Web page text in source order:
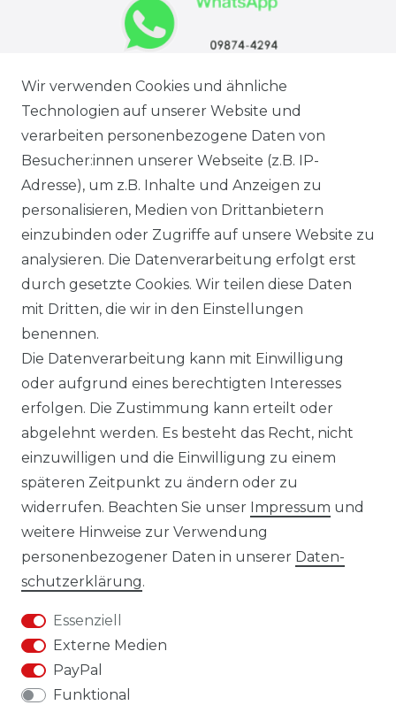
Ausgezeichneter Service
Versandbedingungen
14 Tage Rückgaberecht
Impressum Daten­schutz­erklärung
Wir verwenden Cookies und ähnliche
Technologien auf unserer Website und
verarbeiten personenbezogene Daten von
Besucher:innen unserer Webseite (z.B. IP-
Adresse), um z.B. Inhalte und Anzeigen zu
personalisieren, Medien von Drittanbietern
einzubinden oder Zugriffe auf unsere Website zu
analysieren. Die Datenverarbeitung erfolgt erst
durch gesetzte Cookies. Wir teilen diese Daten
mit Dritten, die wir in den Einstellungen
benennen.
Die Datenverarbeitung kann mit Einwilligung
oder aufgrund eines berechtigten Interesses
erfolgen. Die Zustimmung kann erteilt oder
abgelehnt werden. Es besteht das Recht, nicht
einzuwilligen und die Einwilligung zu einem
späteren Zeitpunkt zu ändern oder zu
widerrufen. Beachten Sie unser Impressum und
weitere Hinweise zur Verwendung
personenbezogener Daten in unserer Daten­
schutz­erklärung.
Essenziell
Externe Medien
PayPal
Funktional